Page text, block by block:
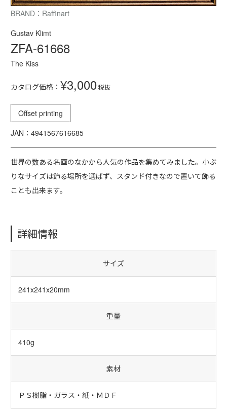
BRAND：Raffinart
Gustav Klimt
ZFA-61668
The Kiss
カタログ価格： ¥3,000税抜
Offset printing
JAN：4941567616685
世界の数ある名画のなかから人気の作品を集めてみました。小ぶ
りなサイズは飾る場所を選ばず、スタンド付きなので置いて飾る
ことも出来ます。
詳細情報
サイズ
241x241x20mm
重量
410g
素材
ＰＳ樹脂・ガラス・紙・ＭＤＦ